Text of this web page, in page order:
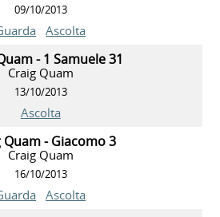
09/10/2013
Ascolta
- 1 Samuele 31
Craig Quam
13/10/2013
Ascolta
Quam - Giacomo 3
Craig Quam
16/10/2013
Ascolta